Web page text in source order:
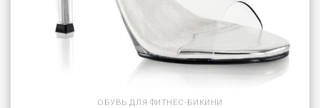
ОБУВЬ ДЛЯ ФИТНЕС-БИКИНИ